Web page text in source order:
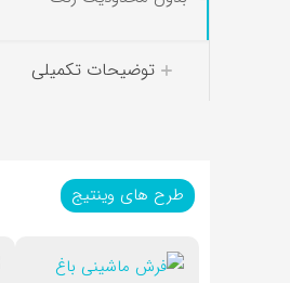
توضیحات تکمیلی
طرح های وینتیج